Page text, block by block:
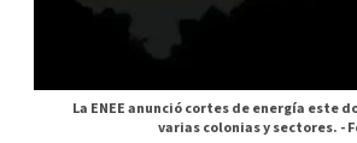
La ENEE anunció cortes de energía este
varias colonias y sectores. -